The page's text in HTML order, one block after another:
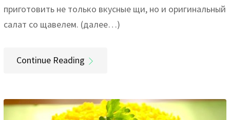
приготовить не только вкусные щи, но и оригинальный
салат со щавелем. (далее…)
Continue Reading